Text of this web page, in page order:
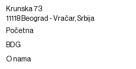
Krunska 73
11118 Beograd - Vračar, Srbija
Početna
BDG
O nama